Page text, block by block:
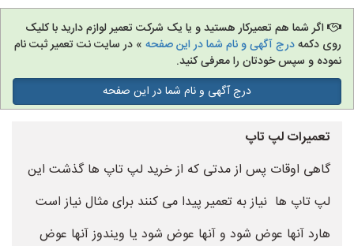
اگر شما هم تعمیرکار هستید و یا یک شرکت تعمیر لوازم دارید با کلیک
روی دکمهدرج آگهی و نام شما در این صفحه » در سایت نت تعمیر ثبت نام
نموده و سپس خودتان را معرفی کنید.
درج آگهی و نام شما در این صفحه
تعمیرات لپ تاپ
گاهی اوقات پس از مدتی که از خرید لپ تاپ ها گذشت این
لپ تاپ ها نیاز به تعمیر پیدا می کنند برای مثال نیاز است
هارد آنها عوض شود و آنها عوض شود یا ویندوز آنها عوض